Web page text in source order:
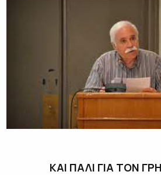
ΚΑΙ ΠΑΛΙ ΓΙΑ ΤΟΝ